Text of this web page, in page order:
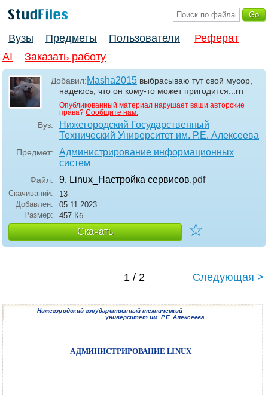
Вузы Предметы Пользователи
Реферат
AI
Заказать работу
Добавил:Masha2015 выбрасываю тут свой мусор,
надеюсь, что он кому-то может пригодится...rn
Опубликованный материал нарушает ваши авторские
права? Сообщите нам.
Вуз:
Нижегородский Государственный
Технический Университет им. Р.Е. Алексеева
Предмет:
Администрирование информационных
систем
Файл: 9. Linux_Настройка сервисов.pdf
Скачиваний:
13
Добавлен:
05.11.2023
Размер:
457 Кб
Скачать ☆
1 / 2 Следующая >
Нижегородский государственный технический
университет им. Р.Е. Алексеева
АДМИНИСТРИРОВАНИЕ LINUX